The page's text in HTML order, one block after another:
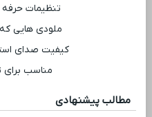
تنظیمات حرفه
ملودی ‌هایی
کیفیت صدای
مناسب برای
مطالب پیشنهادی